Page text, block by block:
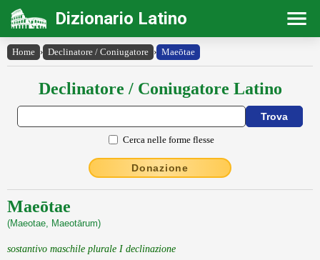
Dizionario Latino
Home › Declinatore / Coniugatore › Maeōtae
Declinatore / Coniugatore Latino
Cerca nelle forme flesse
Donazione
Maeōtae
(Maeotae, Maeotārum)
sostantivo maschile plurale I declinazione